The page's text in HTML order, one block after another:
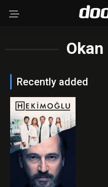
Okan
Recently added